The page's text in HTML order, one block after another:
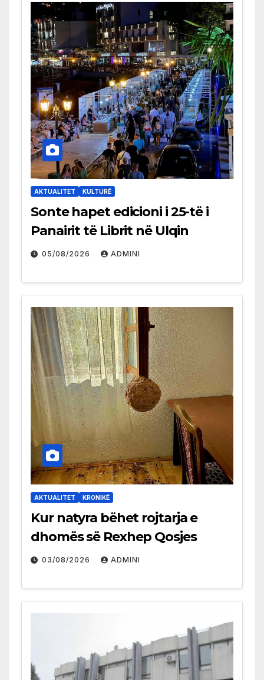
AKTUALITET KULTURË
Sonte hapet edicioni i 25-të i
Panairit të Librit në Ulqin
05/08/2026 ADMINI
AKTUALITET KRONIKË
Kur natyra bëhet rojtarja e
dhomës së Rexhep Qosjes
03/08/2026 ADMINI